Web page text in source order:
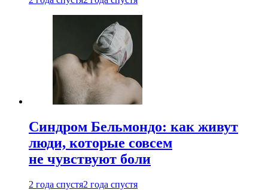
Синдром Бельмондо: как живут
люди, которые совсем
не чувствуют боли
2 года спустя2 года спустя